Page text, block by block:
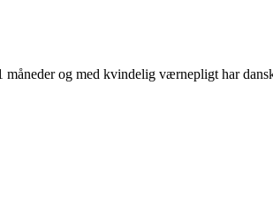
og med kvindelig værnepligt har